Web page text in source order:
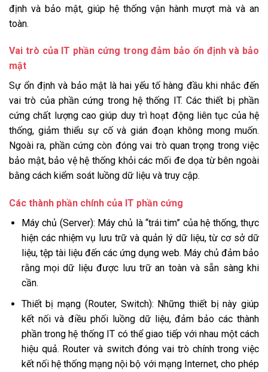
định và bảo mật, giúp hệ thống vận hành mượt mà và an
toàn.
Vai trò của IT phần cứng trong đảm bảo ổn định và bảo
mật
Sự ổn định và bảo mật là hai yếu tố hàng đầu khi nhắc đến
vai trò của phần cứng trong hệ thống IT. Các thiết bị phần
cứng chất lượng cao giúp duy trì hoạt động liên tục của hệ
thống, giảm thiểu sự cố và gián đoạn không mong muốn.
Ngoài ra, phần cứng còn đóng vai trò quan trọng trong việc
bảo mật, bảo vệ hệ thống khỏi các mối đe dọa từ bên ngoài
bằng cách kiểm soát luồng dữ liệu và truy cập.
Các thành phần chính của IT phần cứng
Máy chủ (Server): Máy chủ là “trái tim” của hệ thống, thực
hiện các nhiệm vụ lưu trữ và quản lý dữ liệu, từ cơ sở dữ
liệu, tệp tài liệu đến các ứng dụng web. Máy chủ đảm bảo
rằng mọi dữ liệu được lưu trữ an toàn và sẵn sàng khi
cần.
Thiết bị mạng (Router, Switch): Những thiết bị này giúp
kết nối và điều phối luồng dữ liệu, đảm bảo các thành
phần trong hệ thống IT có thể giao tiếp với nhau một cách
hiệu quả. Router và switch đóng vai trò chính trong việc
kết nối hệ thống mạng nội bộ với mạng Internet, cho phép